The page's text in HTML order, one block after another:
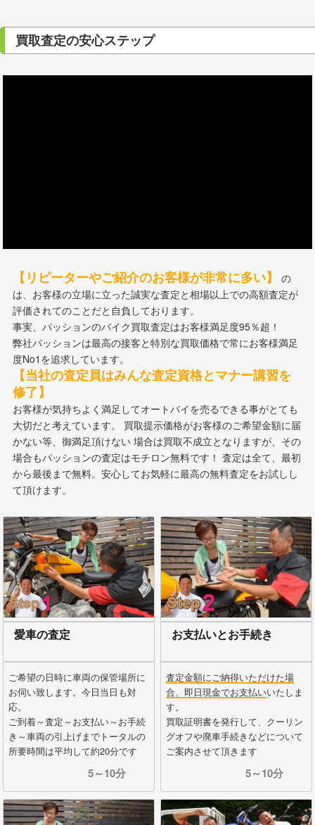
買取査定の安心ステップ
【リピーターやご紹介のお客様が非常に多い】
は、お客様の立場に立った誠実な査定と相場以上での高額査定が
評価されてのことだと自負しております。
事実、パッションのバイク買取査定はお客様満足度95％超！
弊社パッションは最高の接客と特別な買取価格で常にお客様満足
度No1を追求しています。
【当社の査定員はみんな査定資格とマナー講習を
修了】
お客様が気持ちよく満足してオートバイを売るできる事がとても
大切だと考えています。 買取提示価格がお客様のご希望金額に届
かない等、御満足頂けない 場合は買取不成立となりますが、その
場合もパッションの査定はモチロン無料です！ 査定は全て、最初
から最後まで無料。安心してお気軽に最高の無料査定をお試しし
て頂けます。
愛車の査定
ご希望の日時に車両の保管場所に
お伺い致します。今日当日も対
応。
ご到着～査定～お支払い～お手続
き～車両の引上げまでトータルの
所要時間は平均して約20分です
5～10分
お支払いとお手続き
査定金額にご納得いただけた場
合、即日現金でお支払いいたしま
す。
買取証明書を発行して、クーリン
グオフや廃車手続きなどについて
ご案内させて頂きます
5～10分